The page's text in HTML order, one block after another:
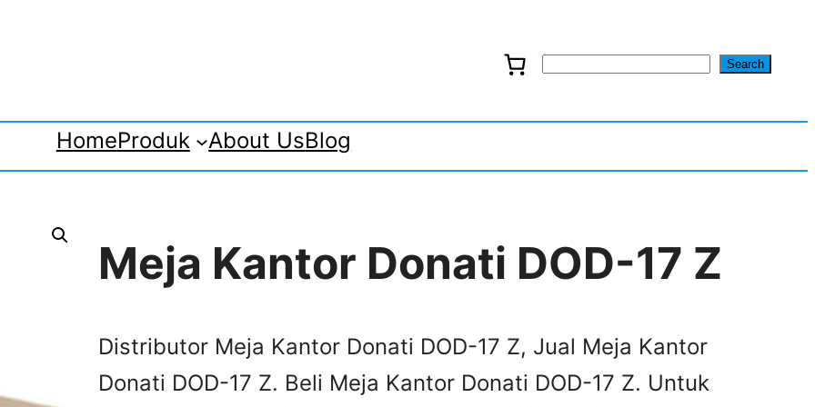
S
r
h
Search
HomeProduk About UsBlog
Meja Kantor Donati DOD-17 Z
Distributor Meja Kantor Donati DOD-17 Z, Jual Meja Kantor
Donati DOD-17 Z. Beli Meja Kantor Donati DOD-17 Z. Untuk